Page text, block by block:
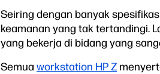
Seiring dengan banyak
keamanan yang tak tertandingi.
yang bekerja di bidang yang
Semua workstation HP Z